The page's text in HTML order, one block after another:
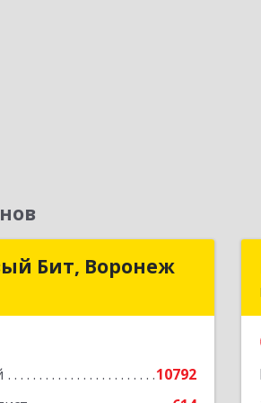
Бит, Воронеж
10792
Бит, Воронеж
Октября ул, дом № 119,
Подробнее